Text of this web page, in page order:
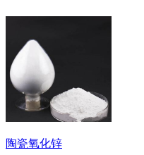
陶瓷氧化锌